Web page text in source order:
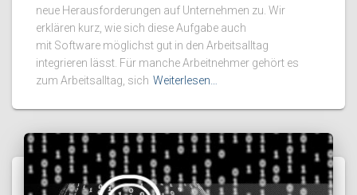
neue Herausforderungen auf Unternehmen zu. Wir
erklären kurz, wie sich diese Aufgabe auch
mit Software möglichst gut in den Arbeitsalltag
integrieren lässt. Für manche Arbeitnehmer gehört es
zum Arbeitsalltag, sich Weiterlesen…